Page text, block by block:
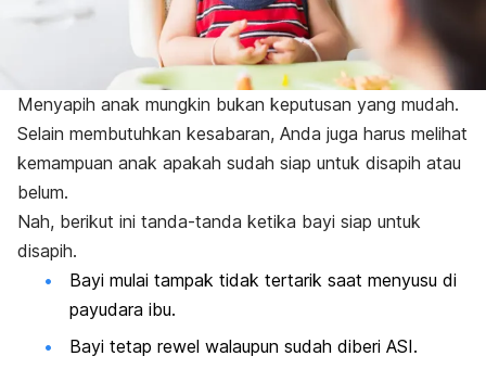
Menyapih anak mungkin bukan keputusan yang mudah.
Selain membutuhkan kesabaran, Anda juga harus melihat
kemampuan anak apakah sudah siap untuk disapih atau
belum.
Nah, berikut ini tanda-tanda ketika bayi siap untuk
disapih.
Bayi mulai tampak tidak tertarik saat menyusu di
payudara ibu.
Bayi tetap rewel walaupun sudah diberi ASI.